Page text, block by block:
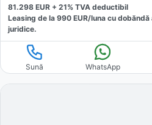
81.298 EUR + 21% TVA deductibil
Leasing de la 990 EUR/luna cu dobăndă
juridice.
Sună WhatsApp